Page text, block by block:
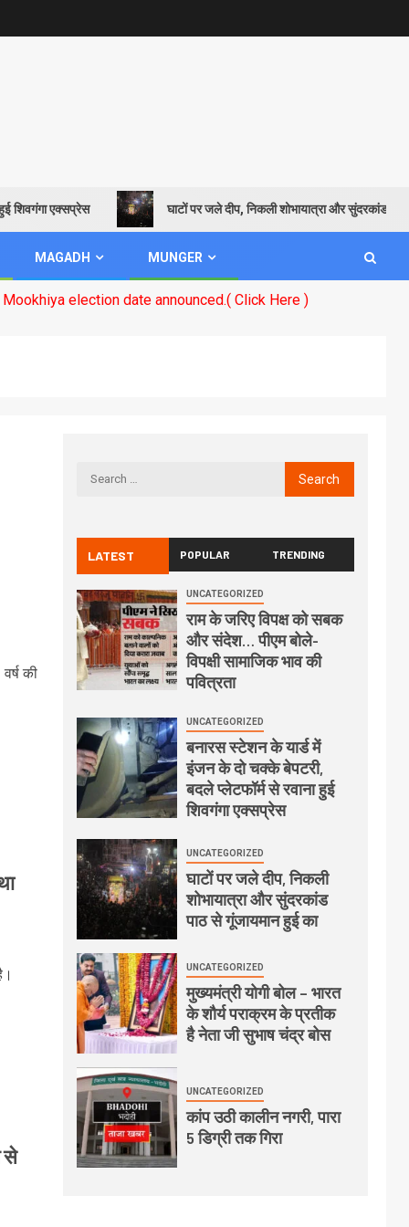
एक्सप्रेस घाटों पर जले दीप, निकली शोभायात्रा और सुंदरकांड पाठ से
MAGADH MUNGER
date announced.( Click Here )
की
से
LATEST POPULAR TRENDING
UNCATEGORIZED
राम के जरिए विपक्ष को सबक
और संदेश… पीएम बोले-
विपक्षी सामाजिक भाव की
पवित्रता
UNCATEGORIZED
बनारस स्टेशन के यार्ड में
इंजन के दो चक्के बेपटरी,
बदले प्लेटफॉर्म से रवाना हुई
शिवगंगा एक्सप्रेस
UNCATEGORIZED
घाटों पर जले दीप, निकली
शोभायात्रा और सुंदरकांड
पाठ से गूंजायमान हुई का
UNCATEGORIZED
मुख्यमंत्री योगी बोल – भारत
के शौर्य पराक्रम के प्रतीक
है नेता जी सुभाष चंद्र बोस
UNCATEGORIZED
कांप उठी कालीन नगरी, पारा
5 डिग्री तक गिरा